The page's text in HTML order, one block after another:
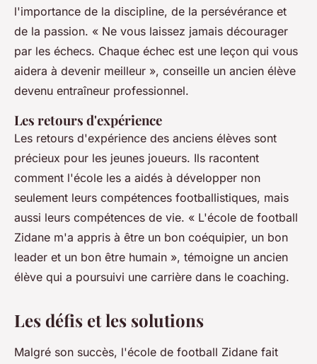
l'importance de la discipline, de la persévérance et
de la passion. « Ne vous laissez jamais décourager
par les échecs. Chaque échec est une leçon qui vous
aidera à devenir meilleur », conseille un ancien élève
devenu entraîneur professionnel.
Les retours d'expérience
Les retours d'expérience des anciens élèves sont
précieux pour les jeunes joueurs. Ils racontent
comment l'école les a aidés à développer non
seulement leurs compétences footballistiques, mais
aussi leurs compétences de vie. « L'école de football
Zidane m'a appris à être un bon coéquipier, un bon
leader et un bon être humain », témoigne un ancien
élève qui a poursuivi une carrière dans le coaching.
Les défis et les solutions
Malgré son succès, l'école de football Zidane fait